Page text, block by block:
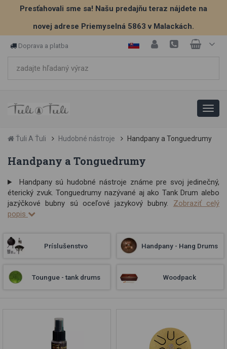
Presťahovali sme sa! Našu predajňu teraz nájdete na
novej adrese Priemyselná 5863 v Malackách.
Doprava a platba
Ťuli A Ťuli Hudobné nástroje Handpany a Tonguedrumy
Handpany a Tonguedrumy
Handpany sú hudobné nástroje známe pre svoj jedinečný,
éterický zvuk. Tonguedrumy nazývané aj ako Tank Drum alebo
jazýčkové bubny sú oceľové jazykový bubny. Zobraziť celý
popis
Príslušenstvo Handpany - Hang Drums
Toungue - tank drums Woodpack